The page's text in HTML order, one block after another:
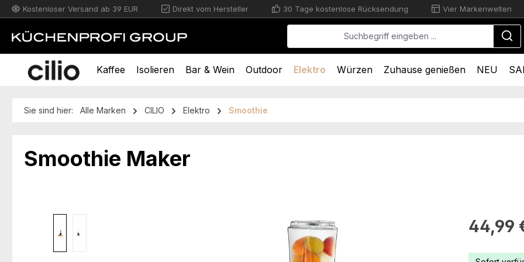
Hauptinhalt springen
Zur Suche springen
Zur Hauptnavigation springen
Kostenloser Versand ab 39 EUR Direkt vom Hersteller 30 Tage kostenlose Rücksendung Vier Markenwelten
Kaffee Isolieren Bar & Wein Outdoor Elektro Würzen Zuhause genießen NEU
Sie sind hier: Alle Marken CILIO Elektro Smoothie
Smoothie Maker
Regulärer
44,99